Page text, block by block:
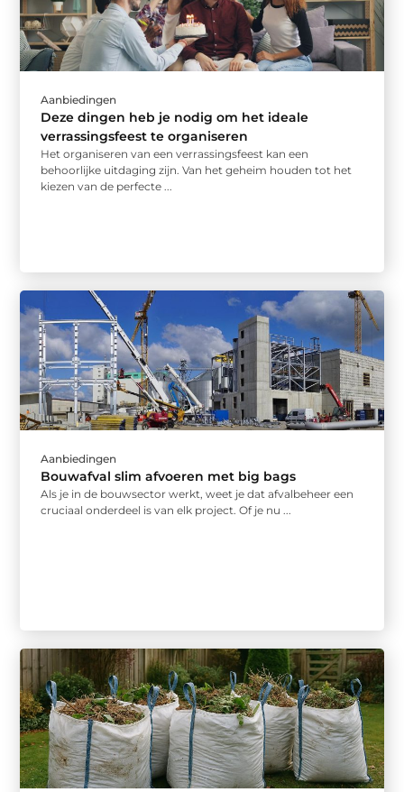
Aanbiedingen
Deze dingen heb je nodig om het ideale
verrassingsfeest te organiseren
Het organiseren van een verrassingsfeest kan een
behoorlijke uitdaging zijn. Van het geheim houden tot het
kiezen van de perfecte ...
Aanbiedingen
Bouwafval slim afvoeren met big bags
Als je in de bouwsector werkt, weet je dat afvalbeheer een
cruciaal onderdeel is van elk project. Of je nu ...